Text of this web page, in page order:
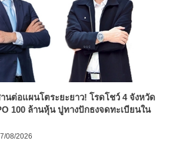
นต่อแผนโตระยะยาว! โรดโชว์ 4 จังหวัด
100 ล้านหุ้น ปูทางปักธงจดทะเบียนใน
08/2026